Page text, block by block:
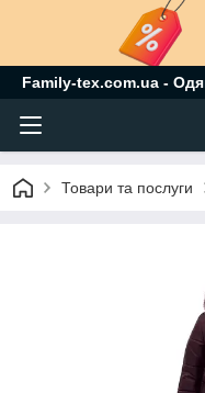
Family-tex.com.ua -
Товари та послуги